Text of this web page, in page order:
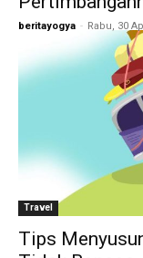
beritayogya - Rabu, 30
Travel
Tips